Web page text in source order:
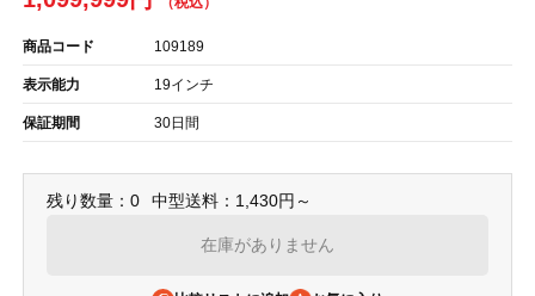
商品コード 109189
表示能力 19インチ
保証期間 30日間
残り数量：0 中型送料：1,430円～
在庫がありません